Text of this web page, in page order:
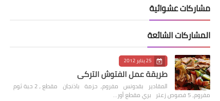
مشاركات عشوائية
المشاركات الشائعة
25 يناير 2012
طريقة عمل الفتوش التركي
المقادير بقدونس مفروم, حزمة باذنجان مقطع , 2 حبة ثوم
مفروم, 5 فصوص زعتر بري مقطع أور…